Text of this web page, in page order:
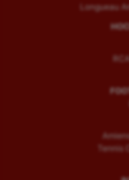
Longueau